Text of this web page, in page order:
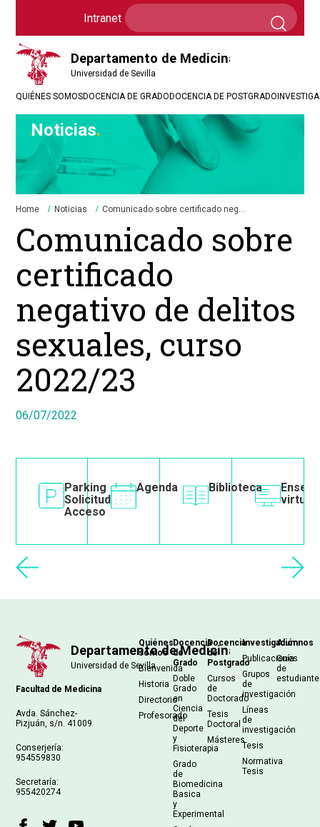
Intranet
Intranet Formulario
de
búsqueda
Search
QUIÉNES SOMOSDOCENCIA DE GRADODOCENCIA DE POSTGRADO
Noticias
Breadcrumbs
You
here:
Home Noticias Comunicado sobre certificado neg...
Comunicado sobre
certificado
negativo de delitos
sexuales, curso
2022/23
06/07/2022
ImageParking
Solicitud
Acceso
ImageAgenda ImageBibliotecaImage
virtual
Facultad de Medicina
Avda. Sánchez-
Pizjuán, s/n. 41009
Conserjería:
954559830
Secretaría:
955420274
Navegación
principal
Quiénes
somos
Bienvenida
Historia
Directorio
Profesorado
Docencia
de
Grado
Doble
Grado
en
Ciencia
del
Deporte
y
Fisioterapia
Grado
de
Biomedicina
Basica
y
Experimental
Docencia
de
Postgrado
Cursos
de
Doctorado
Tesis
Doctoral
Másteres
Investigación
Publicaciones
Grupos
de
investigación
Líneas
de
investigación
Tesis
Normativa
Tesis
Alumnos
Guía
de